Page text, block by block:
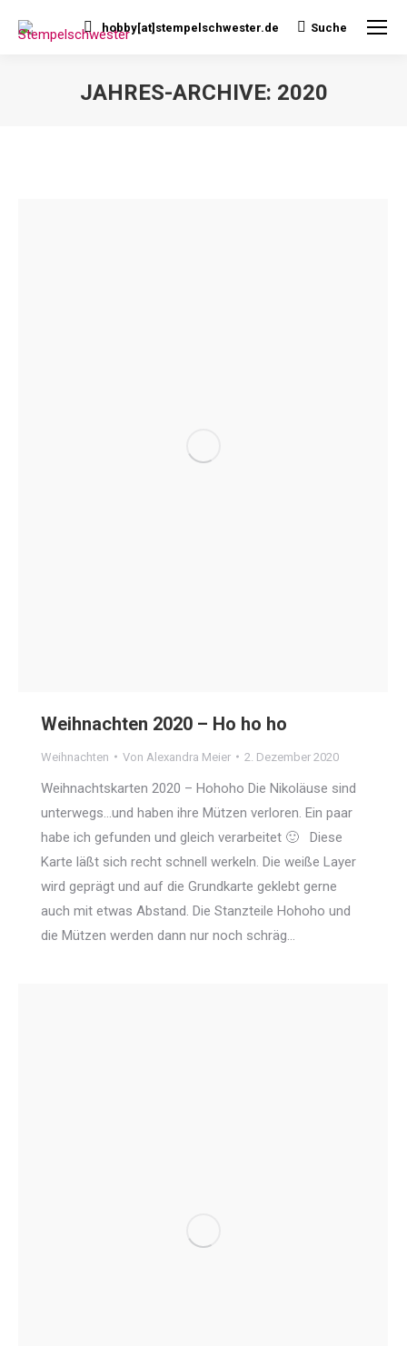
hobby[at]stempelschwester.de Search:
Suche
JAHRES-ARCHIVE: 2020
Weihnachten 2020 – Ho ho ho
Weihnachten Von Alexandra Meier 2. Dezember 2020
Weihnachtskarten 2020 – Hohoho Die Nikoläuse sind
unterwegs…und haben ihre Mützen verloren. Ein paar
habe ich gefunden und gleich verarbeitet 🙂 Diese
Karte läßt sich recht schnell werkeln. Die weiße Layer
wird geprägt und auf die Grundkarte geklebt gerne
auch mit etwas Abstand. Die Stanzteile Hohoho und
die Mützen werden dann nur noch schräg…